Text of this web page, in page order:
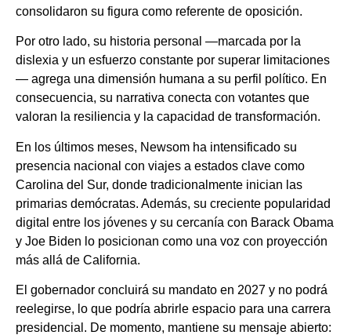
consolidaron su figura como referente de oposición.
Por otro lado, su historia personal —marcada por la
dislexia y un esfuerzo constante por superar limitaciones
— agrega una dimensión humana a su perfil político. En
consecuencia, su narrativa conecta con votantes que
valoran la resiliencia y la capacidad de transformación.
En los últimos meses, Newsom ha intensificado su
presencia nacional con viajes a estados clave como
Carolina del Sur, donde tradicionalmente inician las
primarias demócratas. Además, su creciente popularidad
digital entre los jóvenes y su cercanía con Barack Obama
y Joe Biden lo posicionan como una voz con proyección
más allá de California.
El gobernador concluirá su mandato en 2027 y no podrá
reelegirse, lo que podría abrirle espacio para una carrera
presidencial. De momento, mantiene su mensaje abierto: